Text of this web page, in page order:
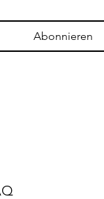
Abonnieren